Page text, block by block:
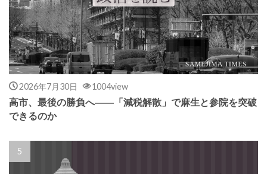
2026年7月30日 1004view
高市、最後の勝負へ――「減税解散」で麻生と参院を突破
できるのか